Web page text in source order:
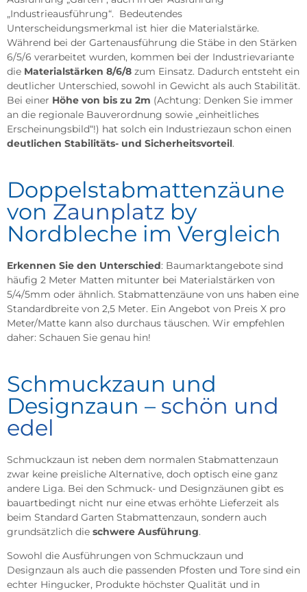
„Industrieausführung“. Bedeutendes
Unterscheidungsmerkmal ist hier die Materialstärke.
Während bei der Gartenausführung die Stäbe in den Stärken
6/5/6 verarbeitet wurden, kommen bei der Industrievariante
die Materialstärken 8/6/8 zum Einsatz. Dadurch entsteht ein
deutlicher Unterschied, sowohl in Gewicht als auch Stabilität.
Bei einer Höhe von bis zu 2m (Achtung: Denken Sie immer
an die regionale Bauverordnung sowie „einheitliches
Erscheinungsbild“!) hat solch ein Industriezaun schon einen
deutlichen Stabilitäts- und Sicherheitsvorteil.
Doppelstabmattenzäune
von Zaunplatz by
Nordbleche im Vergleich
Erkennen Sie den Unterschied: Baumarktangebote sind
häufig 2 Meter Matten mitunter bei Materialstärken von
5/4/5mm oder ähnlich. Stabmattenzäune von uns haben eine
Standardbreite von 2,5 Meter. Ein Angebot von Preis X pro
Meter/Matte kann also durchaus täuschen. Wir empfehlen
daher: Schauen Sie genau hin!
Schmuckzaun und
Designzaun – schön und
edel
Schmuckzaun ist neben dem normalen Stabmattenzaun
zwar keine preisliche Alternative, doch optisch eine ganz
andere Liga. Bei den Schmuck- und Designzäunen gibt es
bauartbedingt nicht nur eine etwas erhöhte Lieferzeit als
beim Standard Garten Stabmattenzaun, sondern auch
grundsätzlich die schwere Ausführung.
Sowohl die Ausführungen von Schmuckzaun und
Designzaun als auch die passenden Pfosten und Tore sind ein
echter Hingucker, Produkte höchster Qualität und in